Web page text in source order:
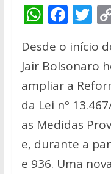
W
at
s
A
p
p
F
e
b
o
o
k
T
itt
er
Desde o início
Jair Bolsonaro
ampliar a
da Lei nº
as Medidas
e, durante a
e 936. Uma